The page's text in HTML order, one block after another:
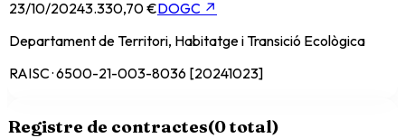
23/10/20243.330,70 €DOGC ↗
Departament de Territori, Habitatge i Transició Ecològica
RAISC · 6500-21-003-8036 [20241023]
Registre de contractes(0total)